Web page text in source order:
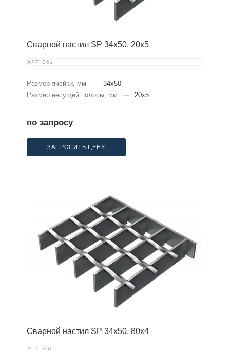
Сварной настил SP 34х50, 20х5
АРТ. S61
Размер ячейки, мм —
34x50
Размер несущей полосы, мм
— 20x5
по запросу
ЗАПРОСИТЬ ЦЕНУ
Сварной настил SP 34х50, 80х4
АРТ. S60